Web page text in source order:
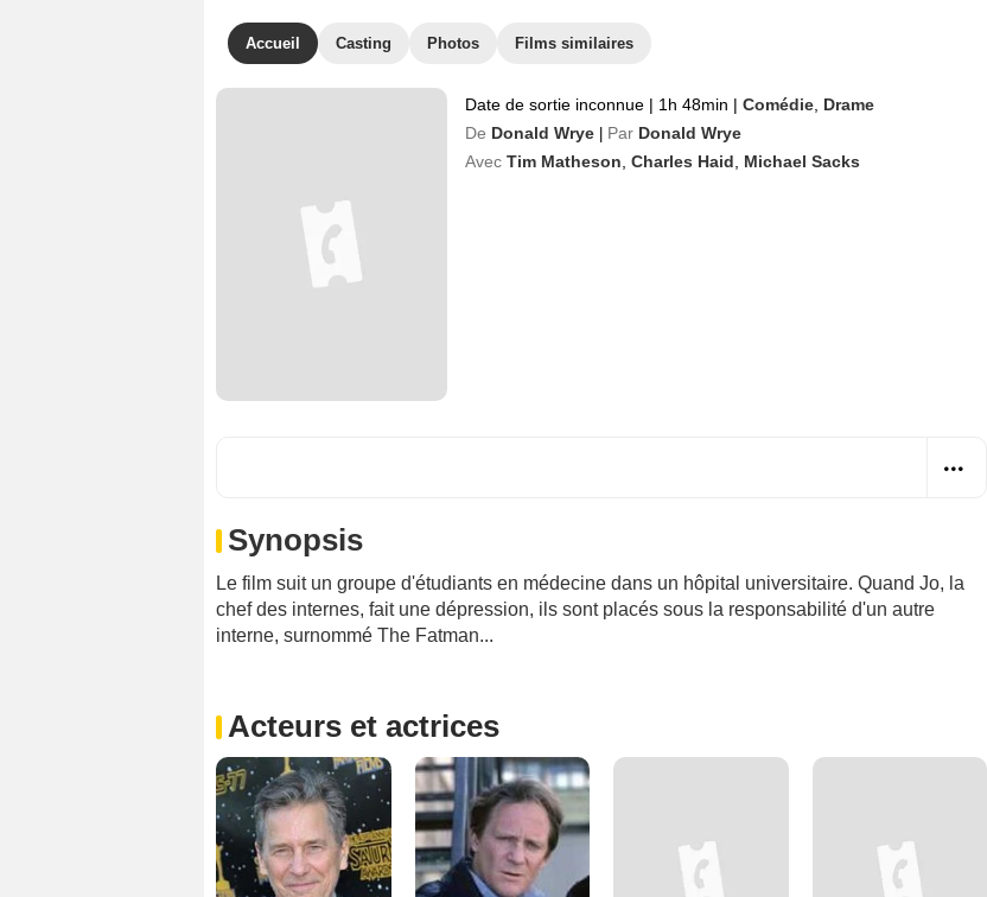
Accueil Casting Photos Films similaires
Date de sortie inconnue | 1h 48min | Comédie Drame
De Donald Wrye Par Donald Wrye
Avec Tim Matheson Charles Haid Michael Sacks
Synopsis
Le film suit un groupe d'étudiants en médecine dans un hôpital universitaire. Quand Jo, la
chef des internes, fait une dépression, ils sont placés sous la responsabilité d'un autre
interne, surnommé The Fatman...
Acteurs et actrices